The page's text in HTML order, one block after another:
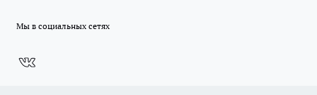
Мы в социальных сетях